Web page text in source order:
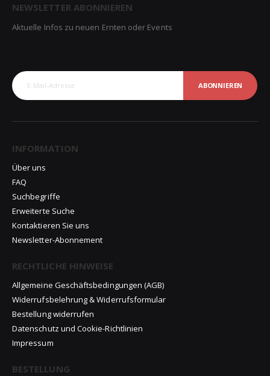
NEWSLETTER ABONNIEREN
Aktuelle Infos zu neuen Ernten oder Events
ABONNIEREN
INFORMATION
Über uns
FAQ
Suchbegriffe
Erweiterte Suche
Kontaktieren Sie uns
Newsletter-Abonnement
RECHTLICHE HINWEISE
Allgemeine Geschäftsbedingungen (AGB)
Widerrufsbelehrung & Widerrufsformular
Bestellung widerrufen
Datenschutz und Cookie-Richtlinien
Impressum
BESTELLUNG